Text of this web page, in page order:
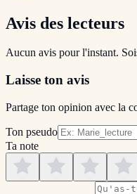
Avis des lecteurs
Aucun avis pour l'instant.
Laisse ton avis
Partage ton opinion avec la
Ton pseudo
Ta note